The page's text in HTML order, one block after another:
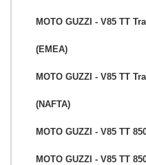
MOTO GUZZI - V85 TT
(EMEA)
MOTO GUZZI - V85 TT
(NAFTA)
MOTO GUZZI - V85 TT
MOTO GUZZI - V85 TT